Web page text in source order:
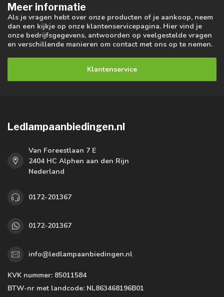
Meer informatie
Als je vragen hebt over onze producten of je aankoop, neem
dan een kijkje op onze klantenservicepagina. Hier vind je
onze bedrijfsgegevens, antwoorden op veelgestelde vragen
en verschillende manieren om contact met ons op te nemen.
Klantenservice
Ledlampaanbiedingen.nl
Van Foreestlaan 7 E
2404 HC Alphen aan den Rijn
Nederland
0172-201367
0172-201367
info@ledlampaanbiedingen.nl
KVK nummer: 85011584
BTW-nr met landcode: NL863468196B01